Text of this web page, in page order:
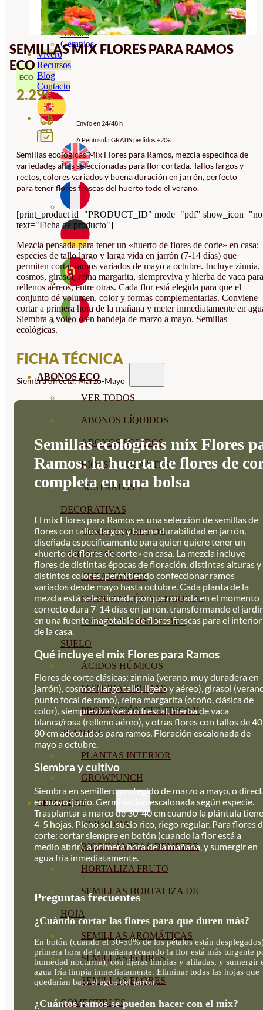
Ornamentales
Hortensias
Rosales
Geranios
Vivero
Recursos
Blog
Contacto
ABONOS ECO
VER TODOS
ABONOS LÍQUIDOS
ABONOS SOLIDOS
BIOESTIMULANTES
SUSTRATOS Y
DECORATIVAS
CORRECTORES DE
CARENCIAS
ENRAIZANTES
MADURACIÓN Y ENGORDE
REGENERADORES DEL
SUELO
ÁCIDOS HÚMICOS
MATERIAS PRIMAS
PROTECCIÓN CULTIVOS Y
PLANTAS
PLANTAS INTERIOR
GROWPUNCH
SEMILLAS
VER TODAS
BIODINÁMICAS DEMETER
HORTALIZA FRUTO
SEMILLAS HORTALIZA DE
HOJA
SEMILLAS AROMÁTICAS
SEMILLAS FLORES
SEMILLAS FLORES
COMESTIBLES
SEMILLAS MIX FLORES PARA RAMOS
ECO
ECO
2.29€
Envío en 24/48 h
A Península GRATIS pedidos +20€
Semillas ecológicas Mix Flores para Ramos, mezcla específica de
variedades altas seleccionadas para flor cortada. Tallos largos y
rectos, colores variados y buena duración en jarrón, perfecto
para tener flores frescas del huerto todo el verano.
[print_product id="PRODUCT_ID" mode="pdf"
text="Ficha de producto"]
Mezcla pensada para tener un «huerto de flores de corte» en casa:
especies de tallo largo y larga vida en jarrón (7-14 días) que
permiten cortar ramos variados de mayo a octubre. Incluye zinnia,
cosmos, girasol, reina margarita, siempreviva y hierba de vaca para
rellenos aéreos, entre otras. Cada flor está elegida para que el
conjunto dé volumen, color y formas complementarias. Conviene
cortar a primera hora de la mañana y meter inmediatamente en
Siembra a voleo o en bandeja de marzo a mayo. Semillas
ecológicas.
FICHA TÉCNICA
Siembra directa: Marzo-Mayo
Semillas ecológicas mix Flores
Ramos: la huerta de flores de
completa en una bolsa
El mix Flores para Ramos es una selección de semillas de
flores con tallos largos y buena durabilidad en jarrón,
diseñada específicamente para quien quiere tener un
«huerto de flores de corte» en casa. La mezcla incluye
flores de distintas épocas de floración, distintas alturas y
distintos colores, permitiendo confeccionar ramos
variados desde mayo hasta octubre. Cada planta de la
mezcla está seleccionada porque cortada en el momento
correcto dura 7-14 días en jarrón, transformando el
en una fuente inagotable de flores frescas para el interior
de la casa.
Qué incluye el mix Flores para Ramos
Flores de corte clásicas: zinnia (verano, muy duradera en
jarrón), cosmos (largo tallo, ligero y aéreo), girasol
punto focal de ramo), reina margarita (otoño, clásica de
color), siempreviva (seca o fresca), hierba de vaca
blanca/rosa (relleno aéreo), y otras flores con tallos de
80 cm adecuados para ramos. Floración escalonada de
mayo a octubre.
Siembra y cultivo
Siembra en semillero protegido de marzo a mayo, o
en mayo-junio. Germinación escalonada según especie.
Trasplantar a marco de 30-40 cm cuando la plántula tiene
4-5 hojas. Pleno sol, suelo rico, riego regular. Para flores
corte: cortar siempre en botón (cuando la flor está a
medio abrir), a primera hora de la mañana, y sumergir en
agua fría inmediatamente.
Preguntas frecuentes
¿Cuándo cortar las flores para que duren más?
En botón (cuando el 30-50% de los pétalos están
primera hora de la mañana (cuando la flor está más turgente
humedad nocturna), con tijeras limpias y afiladas, y sumergir
agua fría limpia inmediatamente. Eliminar todas las hojas que
quedarían bajo el agua del jarrón.
¿Cuántos ramos se pueden hacer con el mix?